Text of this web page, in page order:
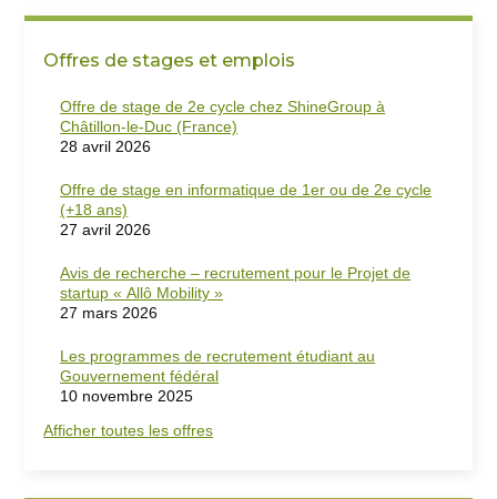
Offres de stages et emplois
Offre de stage de 2e cycle chez ShineGroup à
Châtillon-le-Duc (France)
28 avril 2026
Offre de stage en informatique de 1er ou de 2e cycle
(+18 ans)
27 avril 2026
Avis de recherche – recrutement pour le Projet de
startup « Allô Mobility »
27 mars 2026
Les programmes de recrutement étudiant au
Gouvernement fédéral
10 novembre 2025
Afficher toutes les offres